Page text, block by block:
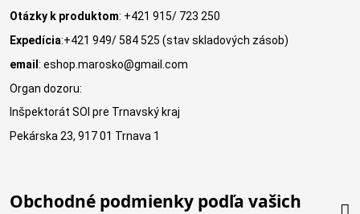
Otázky k produktom: +421 915/ 723 250
Expedícia:+421 949/ 584 525 (stav skladových zásob)
email : eshop.marosko@gmail.com
Organ dozoru:
Inšpektorát SOI pre Trnavský kraj
Pekárska 23, 917 01 Trnava 1
Obchodné podmienky podľa vašich